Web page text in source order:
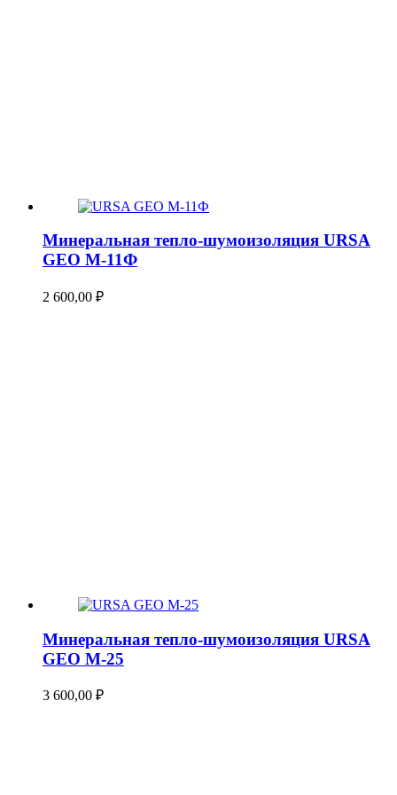
Минеральная тепло-шумоизоляция URSA
GEO М-11Ф
2 600,00 ₽
Минеральная тепло-шумоизоляция URSA
GEO М-25
3 600,00 ₽